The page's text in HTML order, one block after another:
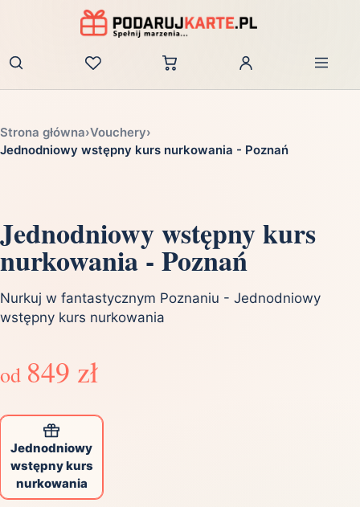
Zaloguj
Strona główna›Vouchery›
Jednodniowy wstępny kurs nurkowania - Poznań
Jednodniowy wstępny kurs
nurkowania - Poznań
Nurkuj w fantastycznym Poznaniu - Jednodniowy
wstępny kurs nurkowania
od 849 zł
Jednodniowy
wstępny kurs
nurkowania